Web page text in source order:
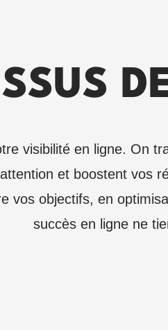
visibilité en ligne. On
et boostent vos
vos objectifs, en
succès en ligne ne